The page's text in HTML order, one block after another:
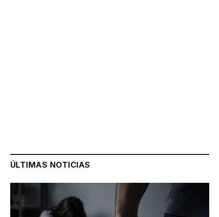
ÚLTIMAS NOTICIAS